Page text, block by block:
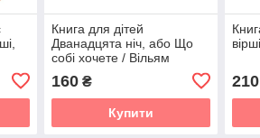
Книга для дітей
Дванадцята ніч, або Що
собі хочете / Вільям
Літературна скарбничка
160₴
Купити
210